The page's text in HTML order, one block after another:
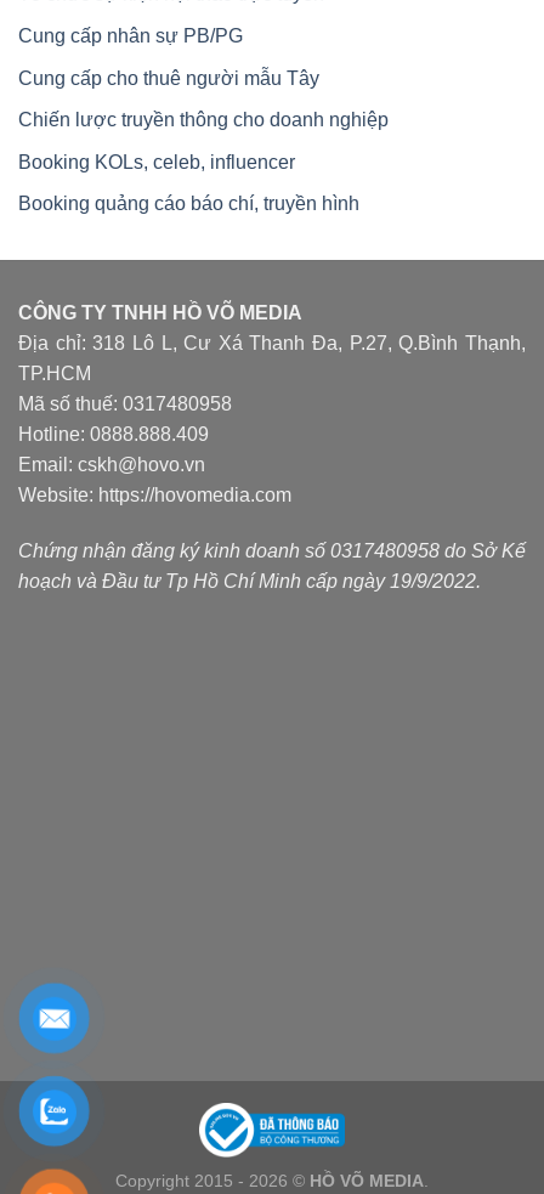
Cung cấp nhân sự PB/PG
Cung cấp cho thuê người mẫu Tây
Chiến lược truyền thông cho doanh nghiệp
Booking KOLs, celeb, influencer
Booking quảng cáo báo chí, truyền hình
CÔNG TY TNHH HỒ VÕ MEDIA
Địa chỉ: 318 Lô L, Cư Xá Thanh Đa, P.27, Q.Bình Thạnh,
TP.HCM
Mã số thuế: 0317480958
Hotline: 0888.888.409
Email: cskh@hovo.vn
Website: https://hovomedia.com
Chứng nhận đăng ký kinh doanh số 0317480958 do Sở Kế
hoạch và Đầu tư Tp Hồ Chí Minh cấp ngày 19/9/2022.
Copyright 2015 - 2026 © HỒ VÕ MEDIA